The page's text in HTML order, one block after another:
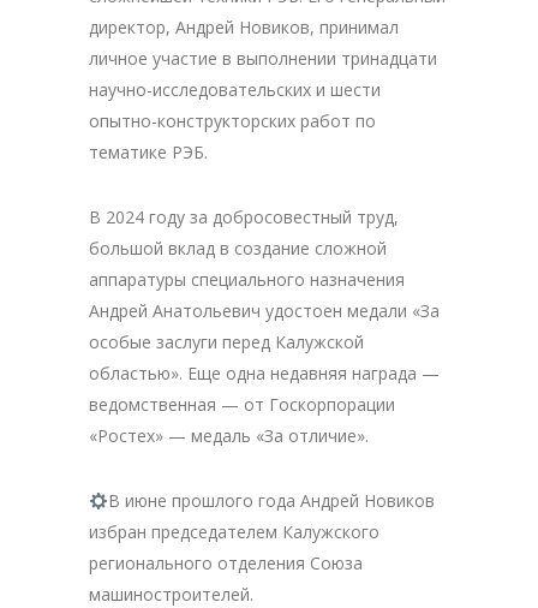
директор, Андрей Новиков, принимал
личное участие в выполнении тринадцати
научно-исследовательских и шести
опытно-конструкторских работ по
тематике РЭБ.
В 2024 году за добросовестный труд,
большой вклад в создание сложной
аппаратуры специального назначения
Андрей Анатольевич удостоен медали «За
особые заслуги перед Калужской
областью». Еще одна недавняя награда —
ведомственная — от Госкорпорации
«Ростех» — медаль «За отличие».
В июне прошлого года Андрей Новиков
избран председателем Калужского
регионального отделения Союза
машиностроителей.